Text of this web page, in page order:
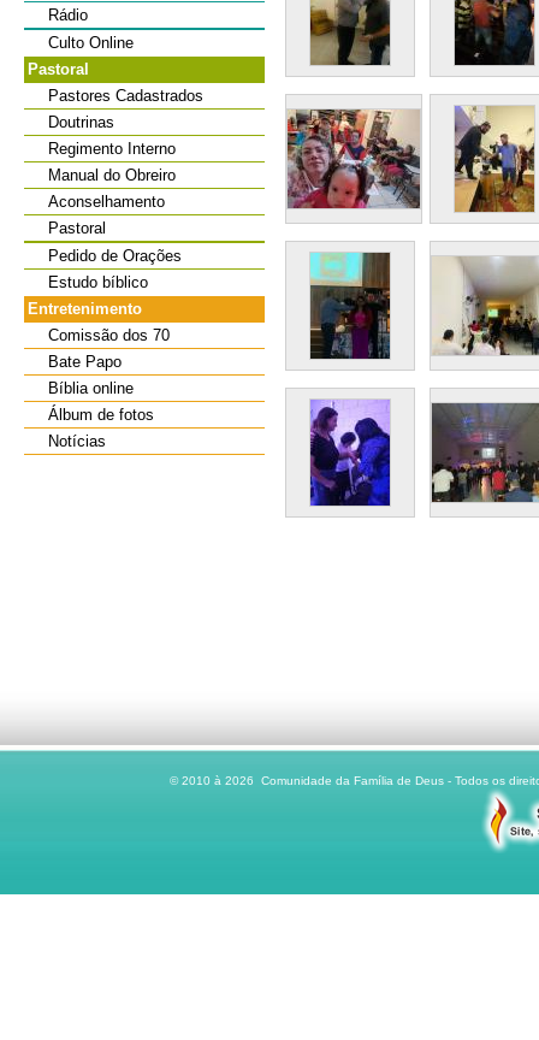
Rádio
Culto Online
Pastoral
Pastores Cadastrados
Doutrinas
Regimento Interno
Manual do Obreiro
Aconselhamento
Pastoral
Pedido de Orações
Estudo bíblico
Entretenimento
Comissão dos 70
Bate Papo
Bíblia online
Álbum de fotos
Notícias
© 2010 à 2026 Comunidade da Família de Deus - Todos os